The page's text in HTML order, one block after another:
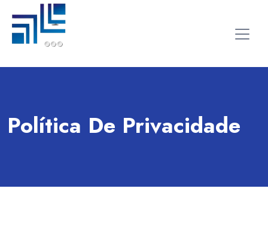
Política De Privacidade